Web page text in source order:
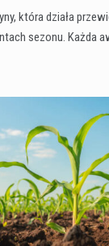
która działa
sezonu. Każda